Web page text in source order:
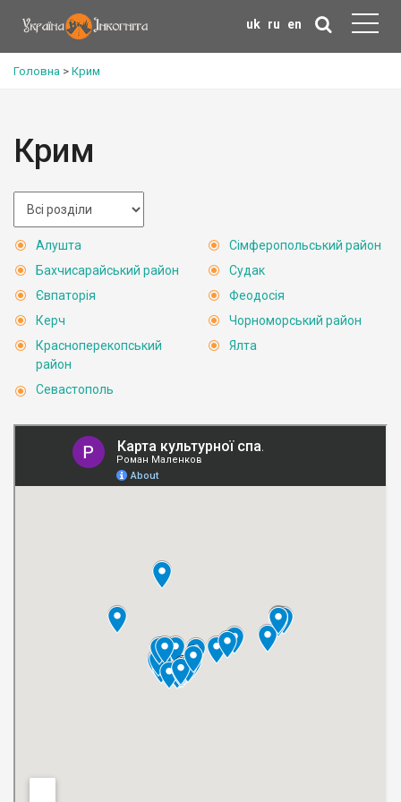
uk ru en
Головна > Крим
Крим
Алушта
Бахчисарайський район
Євпаторія
Керч
Красноперекопський
район
Севастополь
Сімферопольський район
Судак
Феодосія
Чорноморський район
Ялта